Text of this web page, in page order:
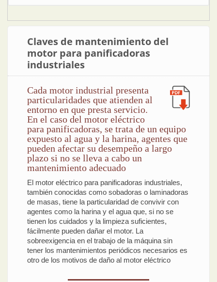
Claves de mantenimiento del
motor para panificadoras
industriales
Cada motor industrial presenta
particularidades que atienden al
entorno en que presta servicio.
En el caso del motor eléctrico
para panificadoras, se trata de un equipo
expuesto al agua y la harina, agentes que
pueden afectar su desempeño a largo
plazo si no se lleva a cabo un
mantenimiento adecuado
El motor eléctrico para panificadoras industriales,
también conocidas como sobadoras o laminadoras
de masas, tiene la particularidad de convivir con
agentes como la harina y el agua que, si no se
tienen los cuidados y la limpieza suficientes,
fácilmente pueden dañar el motor. La
sobreexigencia en el trabajo de la máquina sin
tener los mantenimientos periódicos necesarios es
otro de los motivos de daño al motor eléctrico